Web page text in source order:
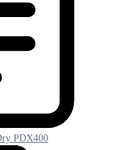
PDX400